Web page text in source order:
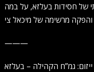
של חסידות בעלזא, על במה
והפקה מרשימה של מיכאל צי
———
ייזום: גמ”ח הקהילה – בעלזא